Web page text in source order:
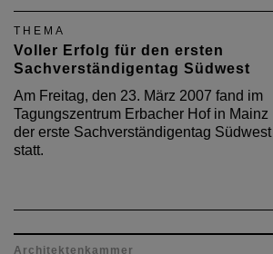
THEMA
Voller Erfolg für den ersten
Sachverständigentag Südwest
Am Freitag, den 23. März 2007 fand im
Tagungszentrum Erbacher Hof in Mainz
der erste Sachverständigentag Südwest
statt.
Architektenkammer